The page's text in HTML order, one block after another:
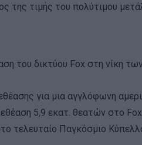
της τιμής του πολύτιμου
του δικτύου Fox στη νίκη
για μια αγγλόφωνη
5,9 εκατ. θεατών στο
τελευταίο Παγκόσμιο